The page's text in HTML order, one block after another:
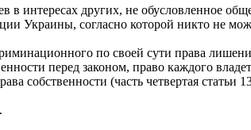
в интересах других, не обусловленное
Украины, согласно которой никто не
по своей сути права
перед законом, право каждого
собственности (часть четвертая